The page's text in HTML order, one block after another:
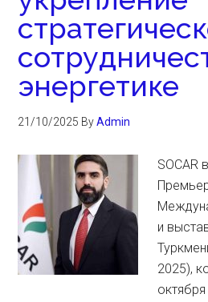
энергетике
21/10/2025 ByAdmin
SOCAR
и
2025),